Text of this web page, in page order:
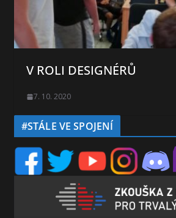
V ROLI DESIGNÉRŮ
7. 10. 2020
#STÁLE VE SPOJENÍ